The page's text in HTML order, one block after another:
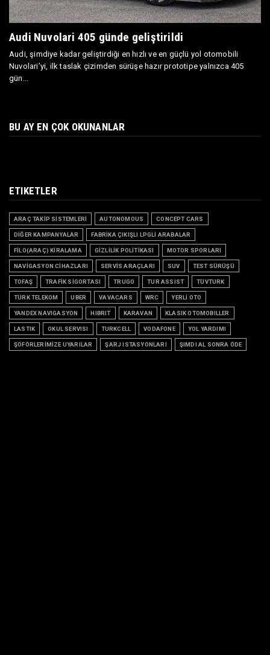
Audi Nuvolari 405 günde geliştirildi
Audi, şimdiye kadar geliştirdiği en hızlı ve en güçlü yol otomobili
Nuvolari’yi, ilk taslak çizimden sürüşe hazır prototipe yalnızca 405
gün...
BU AY EN ÇOK OKUNANLAR
ETIKETLER
ARAÇ TAKİP SİSTEMLERİ AUTONOMOUS CONCEPT CARS
DİĞER KAMPANYALAR FABRİKA ÇIKIŞLI LPGLİ ARABALAR
FİLO(ARAÇ) KİRALAMA GİZLİLİK POLİTİKASI MOTOR SPORLARI
NAVİGASYON CİHAZLARI SERVİS ARAÇLARI SUV TEST SÜRÜŞÜ
TOFAŞ TRAFİK SİGORTASI TRUGO TUR ASSIST TÜVTURK
TÜRK TELEKOM UBER VAVACARS WRC YERLİ OTO
YANDEX NAVIGASYON HIBRIT KARAVAN KLASIK OTOMOBILLER
LASTIK OKUL SERVISI TURKCELL VODAFONE YOL YARDIMI
ŞÖFÖRLERİMİZE UYARILAR ŞARJ ISTASYONLARI ŞIMDI AL SONRA ÖDE